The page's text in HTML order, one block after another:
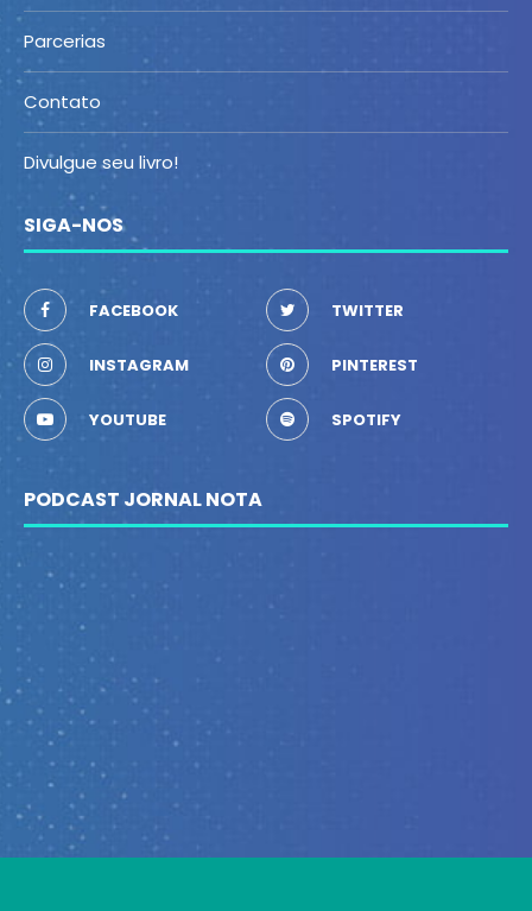
Parcerias
Contato
Divulgue seu livro!
SIGA-NOS
FACEBOOK TWITTER
INSTAGRAM PINTEREST
YOUTUBE SPOTIFY
PODCAST JORNAL NOTA